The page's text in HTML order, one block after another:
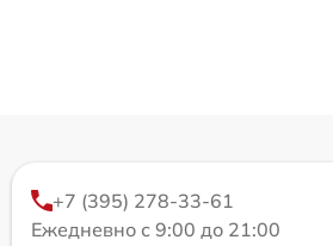
+7 (395) 278-33-61
Ежедневно с 9:00 до 21:00